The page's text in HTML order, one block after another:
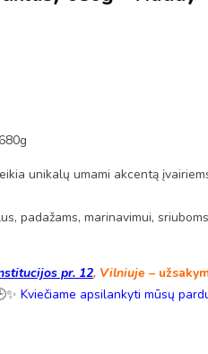
unikalų umami akcentą
padažams, marinavimui,
pr. 12, Vilniuje –
Kviečiame apsilankyti mūsų